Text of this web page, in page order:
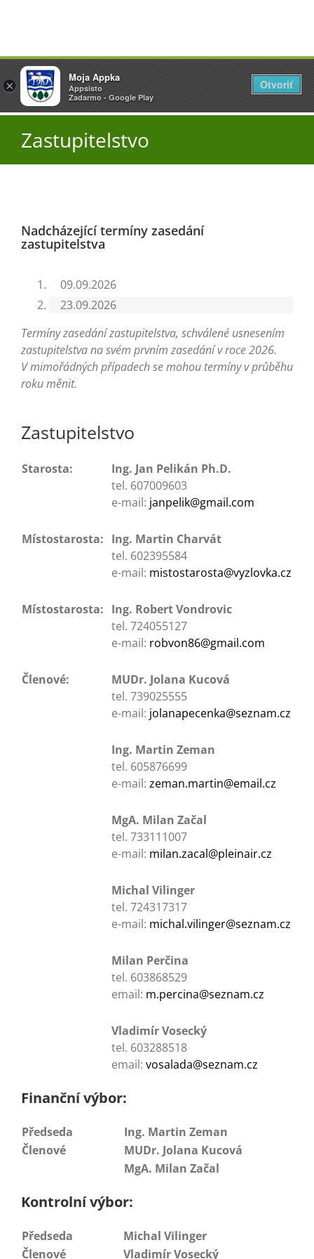
Přeskočit
na
obsah
Aktuality
Koupaliště
Zastupitelstvo
Zastupitelstvo
Starosta:
Ing. Jan Pelikán Ph.D.
tel. 607009603
e-mail: janpelik@gmail.com
Místostarosta: Ing. Martin Charvát
tel. 602395584
e-mail: mistostarosta@vyzlovka.cz
Místostarosta: Ing. Robert Vondrovic
tel. 724055127
e-mail: robvon86@gmail.com
Členové:
MUDr. Jolana Kucová
tel. 739025555
e-mail: jolanapecenka@seznam.cz
Ing. Martin Zeman
tel. 605876699
e-mail: zeman.martin@email.cz
MgA. Milan Začal
tel. 733111007
e-mail: milan.zacal@pleinair.cz
Michal Vilinger
tel. 724317317
e-mail: michal.vilinger@seznam.cz
Milan Perčina
tel. 603868529
email: m.percina@seznam.cz
Vladimír Vosecký
tel. 603288518
email: vosalada@seznam.cz
Finanční výbor:
Předseda
Ing. Martin Zeman
Členové
MUDr. Jolana Kucová
MgA. Milan Začal
Kontrolní výbor:
Předseda
Michal Vilinger
Členové
Vladimír Vosecký
Nadcházející termíny zasedání
zastupitelstva
09.09.2026
23.09.2026
Termíny zasedání zastupitelstva, schválené usnesením
zastupitelstva na svém prvním zasedání v roce 2026.
V mimořádných případech se mohou termíny v průběhu
roku měnit.
×
Vyžlovka
AppSisto
- In Google Play
Otevřít
×
Moja Appka
Appsisto
Zadarmo - Google Play
Otvoriť